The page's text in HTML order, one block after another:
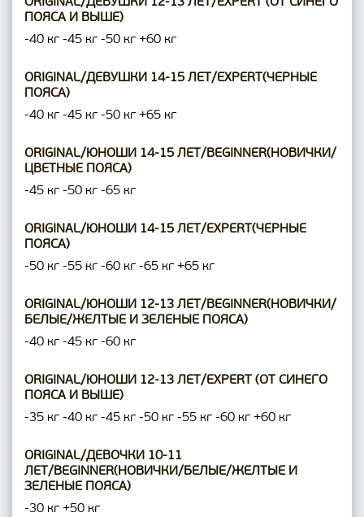
ПОЯСА И ВЫШЕ)
-40 кг -45 кг -50 кг +60 кг
ORIGINAL/ДЕВУШКИ 14-15 ЛЕТ/EXPERT(ЧЕРНЫЕ
ПОЯСА)
-40 кг -45 кг -50 кг +65 кг
ORIGINAL/ЮНОШИ 14-15 ЛЕТ/BEGINNER(НОВИЧКИ/
ЦВЕТНЫЕ ПОЯСА)
-45 кг -50 кг -65 кг
ORIGINAL/ЮНОШИ 14-15 ЛЕТ/EXPERT(ЧЕРНЫЕ
ПОЯСА)
-50 кг -55 кг -60 кг -65 кг +65 кг
ORIGINAL/ЮНОШИ 12-13 ЛЕТ/BEGINNER(НОВИЧКИ/
БЕЛЫЕ/ЖЕЛТЫЕ И ЗЕЛЕНЫЕ ПОЯСА)
-40 кг -45 кг -60 кг
ORIGINAL/ЮНОШИ 12-13 ЛЕТ/EXPERT (ОТ СИНЕГО
ПОЯСА И ВЫШЕ)
-35 кг -40 кг -45 кг -50 кг -55 кг -60 кг +60 кг
ORIGINAL/ДЕВОЧКИ 10-11
ЛЕТ/BEGINNER(НОВИЧКИ/БЕЛЫЕ/ЖЕЛТЫЕ И
ЗЕЛЕНЫЕ ПОЯСА)
-30 кг +50 кг